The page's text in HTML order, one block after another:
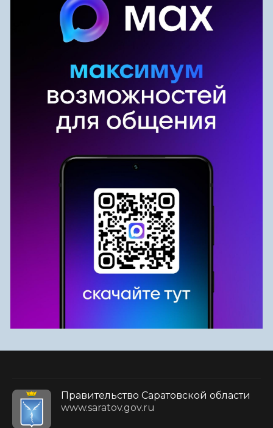
Правительство Саратовской области
www.saratov.gov.ru